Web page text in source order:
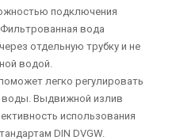
подключения
вода
отдельную трубку и не
водой.
легко регулировать
воды. Выдвижной излив
использования
DIN DVGW.